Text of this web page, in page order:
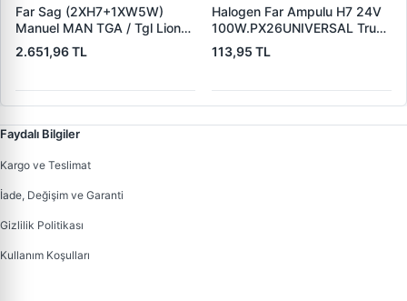
Far Sag (2XH7+1XW5W)
Manuel MAN TGA / Tgl Lions
Classic 03 09 | AYFAR
505768 | OEM 81251016448
2.651,96 TL
Halogen Far Ampulu H7 24V
100W.PX26UNIVERSAL Truck
| BIOLIGHT H00722 | OEM
H7 24V
113,95 TL
Faydalı Bilgiler
Kargo ve Teslimat
İade, Değişim ve Garanti
Gizlilik Politikası
Kullanım Koşulları